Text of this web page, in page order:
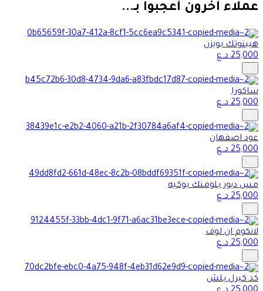
عملاء آخرون أعجبوا بـ...
هيبنوتك بويزن
25,000د.ع
ساكورا
25,000د.ع
عود اصفهان
25,000د.ع
مس ديور بلومنك بوكيه
25,000د.ع
لانكوم ان لوف
25,000د.ع
كد كيرل بلش